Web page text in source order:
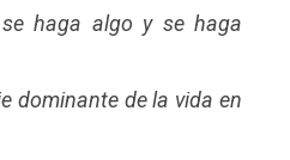
haga algo y se haga
dominante de la vida en